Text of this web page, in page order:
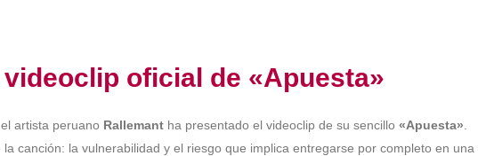
oficial de «Apuesta»
, el artista peruano Rallemant ha presentado el videoclip de su sencillo «Apuesta»
canción: la vulnerabilidad y el riesgo que implica entregarse por completo en una